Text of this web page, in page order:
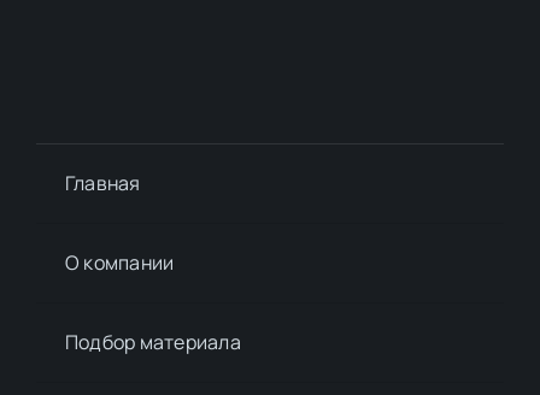
Главная
О компании
Подбор материалa